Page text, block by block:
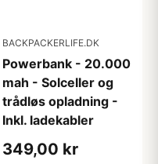
BACKPACKERLIFE.DK
Powerbank - 20.000
mah - Solceller og
trådløs opladning -
Inkl. ladekabler
349,00 kr